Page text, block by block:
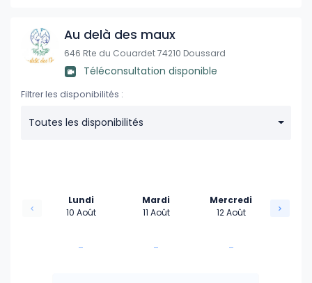
16:00
Au delà des maux
646 Rte du Couardet 74210 Doussard
Téléconsultation disponible
Filtrer les disponibilités :
Toutes les disponibilités
Lundi
10 Août
-
Mardi
11 Août
-
Mercredi
12 Août
-